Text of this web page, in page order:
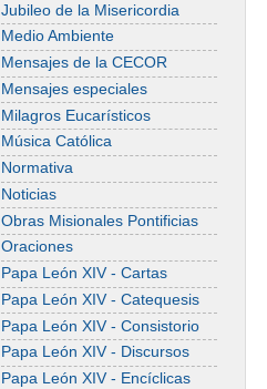
Jubileo de la Misericordia
Medio Ambiente
Mensajes de la CECOR
Mensajes especiales
Milagros Eucarísticos
Música Católica
Normativa
Noticias
Obras Misionales Pontificias
Oraciones
Papa León XIV - Cartas
Papa León XIV - Catequesis
Papa León XIV - Consistorio
Papa León XIV - Discursos
Papa León XIV - Encíclicas